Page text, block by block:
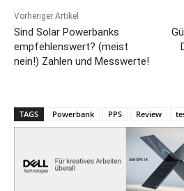
Vorheriger Artikel
Sind Solar Powerbanks
empfehlenswert? (meist
nein!) Zahlen und Messwerte!
TAGS Powerbank PPS Review